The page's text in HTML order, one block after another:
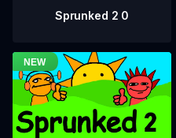
Sprunked 2 0